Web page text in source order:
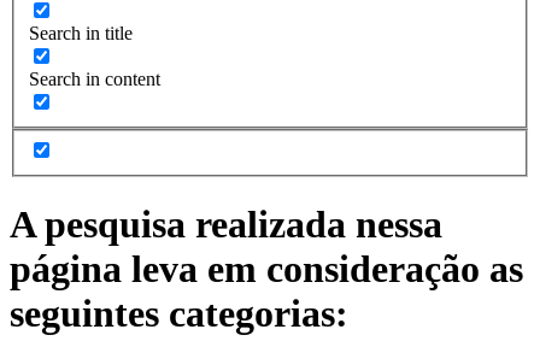
Search in title
Search in content
A pesquisa realizada nessa
página leva em consideração as
seguintes categorias: